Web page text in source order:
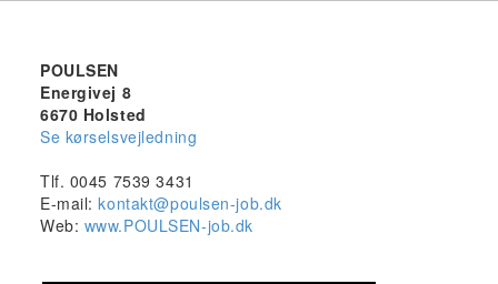
POULSEN
Energivej 8
6670 Holsted
Se kørselsvejledning
Tlf. 0045 7539 3431
E-mail:kontakt@poulsen-job.dk
Web: www.POULSEN-job.dk